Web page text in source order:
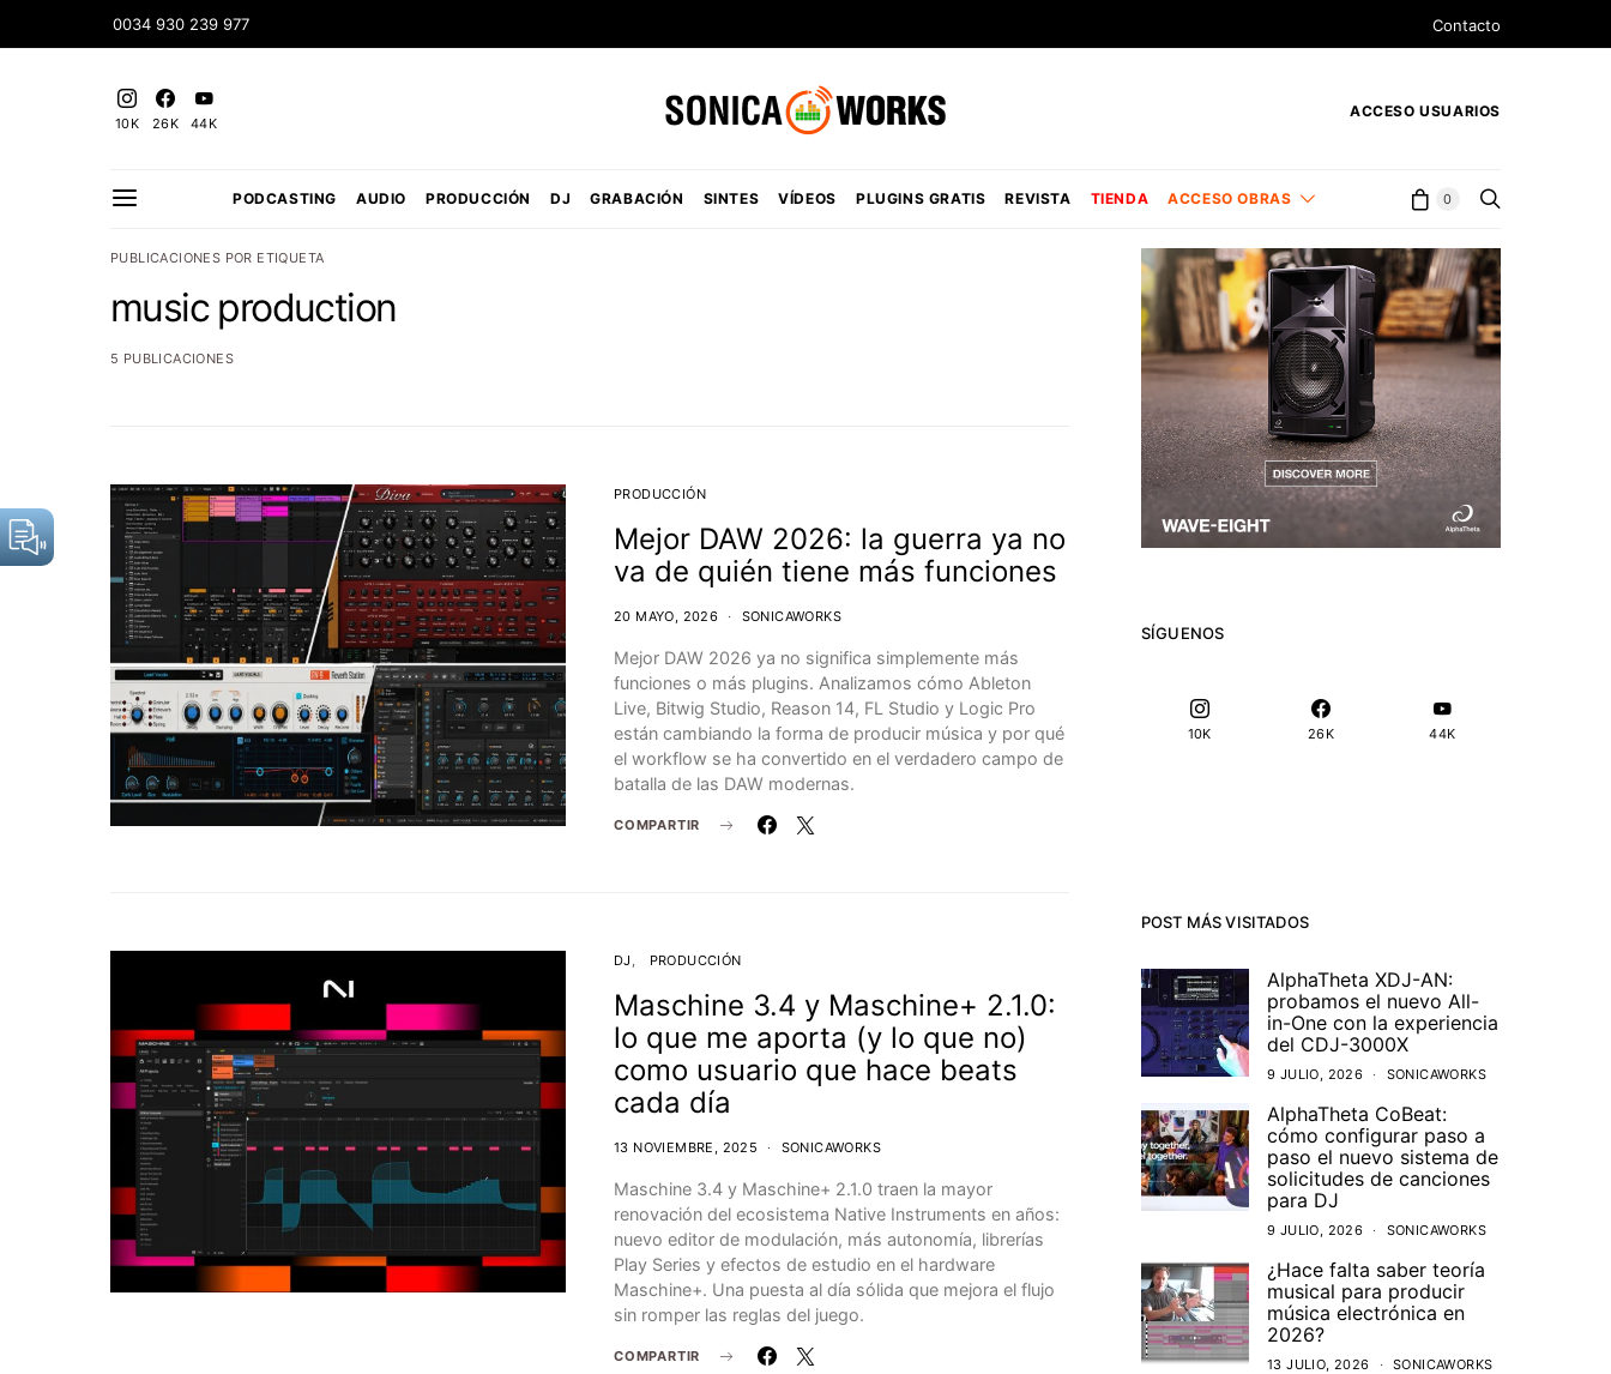
0034 930 239 977 Contacto
10K 26K 44K
ACCESO USUARIOS
PODCASTING AUDIO PRODUCCIÓN DJ GRABACIÓN SINTES VÍDEOS PLUGINS GRATIS REVISTA TIENDA ACCESO OBRAS 0
PUBLICACIONES POR ETIQUETA
music production
5 PUBLICACIONES
PRODUCCIÓN
Mejor DAW 2026: la guerra ya no
va de quién tiene más funciones
20 MAYO, 2026 SONICAWORKS
Mejor DAW 2026 ya no significa simplemente más
funciones o más plugins. Analizamos cómo Ableton
Live, Bitwig Studio, Reason 14, FL Studio y Logic Pro
están cambiando la forma de producir música y por qué
el workflow se ha convertido en el verdadero campo de
batalla de las DAW modernas.
COMPARTIR
DJ PRODUCCIÓN
Maschine 3.4 y Maschine+ 2.1.0:
lo que me aporta (y lo que no)
como usuario que hace beats
cada día
13 NOVIEMBRE, 2025 SONICAWORKS
Maschine 3.4 y Maschine+ 2.1.0 traen la mayor
renovación del ecosistema Native Instruments en años:
nuevo editor de modulación, más autonomía, librerías
Play Series y efectos de estudio en el hardware
Maschine+. Una puesta al día sólida que mejora el flujo
sin romper las reglas del juego.
COMPARTIR
SÍGUENOS
10K 26K 44K
POST MÁS VISITADOS
AlphaTheta XDJ-AN:
probamos el nuevo All-
in-One con la experiencia
del CDJ-3000X
9 JULIO, 2026 SONICAWORKS
AlphaTheta CoBeat:
cómo configurar paso a
paso el nuevo sistema de
solicitudes de canciones
para DJ
9 JULIO, 2026 SONICAWORKS
¿Hace falta saber teoría
musical para producir
música electrónica en
2026?
13 JULIO, 2026 SONICAWORKS